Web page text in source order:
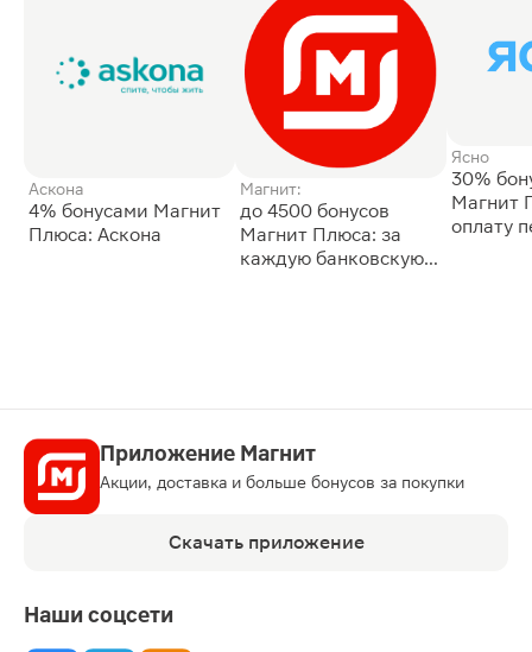
Аскона
4% бонусами Магнит
Плюса: Аскона
Магнит:
до 4500 бонусов
Магнит Плюса: за
каждую банковскую
Ясно
30%
Магнит
оплату
Приложение Магнит
Акции, доставка и больше бонусов за покупки
Скачать приложение
Наши соцсети